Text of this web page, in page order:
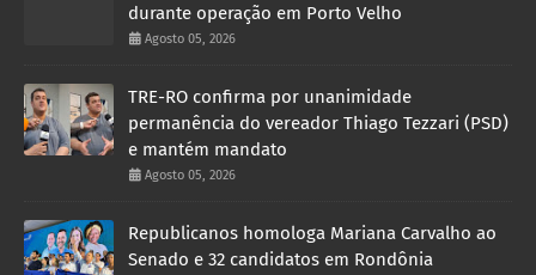
durante operação em Porto Velho
Agosto 05, 2026
TRE-RO confirma por unanimidade
permanência do vereador Thiago Tezzari (PSD)
e mantém mandato
Agosto 05, 2026
Republicanos homologa Mariana Carvalho ao
Senado e 32 candidatos em Rondônia